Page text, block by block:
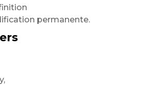
permanente.